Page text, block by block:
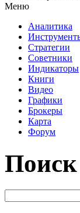
Меню
Аналитика
Стратегии
Советники
Индикаторы
Книги
Видео
Графики
Брокеры
Карта
Форум